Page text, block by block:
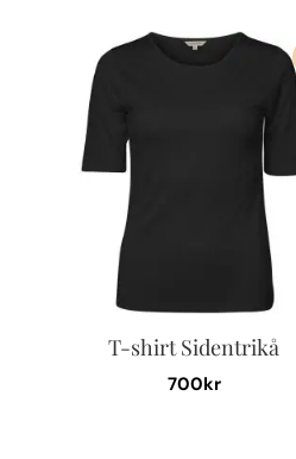
T-shirt Sidentrikå
700kr